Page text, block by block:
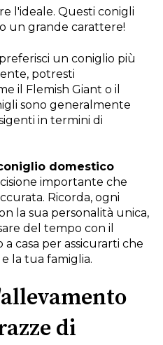
l'ideale. Questi conigli
un grande carattere!
un coniglio più
potresti
il Flemish Giant o il
sono generalmente
in termini di
domestico
importante che
Ricorda, ogni
la sua personalità unica,
del tempo con il
casa per assicurarti che
la tua famiglia.
di